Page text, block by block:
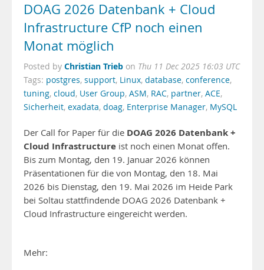
DOAG 2026 Datenbank + Cloud
Infrastructure CfP noch einen
Monat möglich
Posted by Christian Trieb on Thu 11 Dec 2025 16:03 UTC
Tags: postgres, support, Linux, database, conference,
tuning, cloud, User Group, ASM, RAC, partner, ACE,
Sicherheit, exadata, doag, Enterprise Manager, MySQL
Der Call for Paper für die DOAG 2026 Datenbank +
Cloud Infrastructure ist noch einen Monat offen.
Bis zum Montag, den 19. Januar 2026 können
Präsentationen für die von Montag, den 18. Mai
2026 bis Dienstag, den 19. Mai 2026 im Heide Park
bei Soltau stattfindende DOAG 2026 Datenbank +
Cloud Infrastructure eingereicht werden.
Mehr: